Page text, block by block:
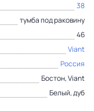
38
тумба под раковину
46
Viant
Россия
Бостон, Viant
Белый, дуб